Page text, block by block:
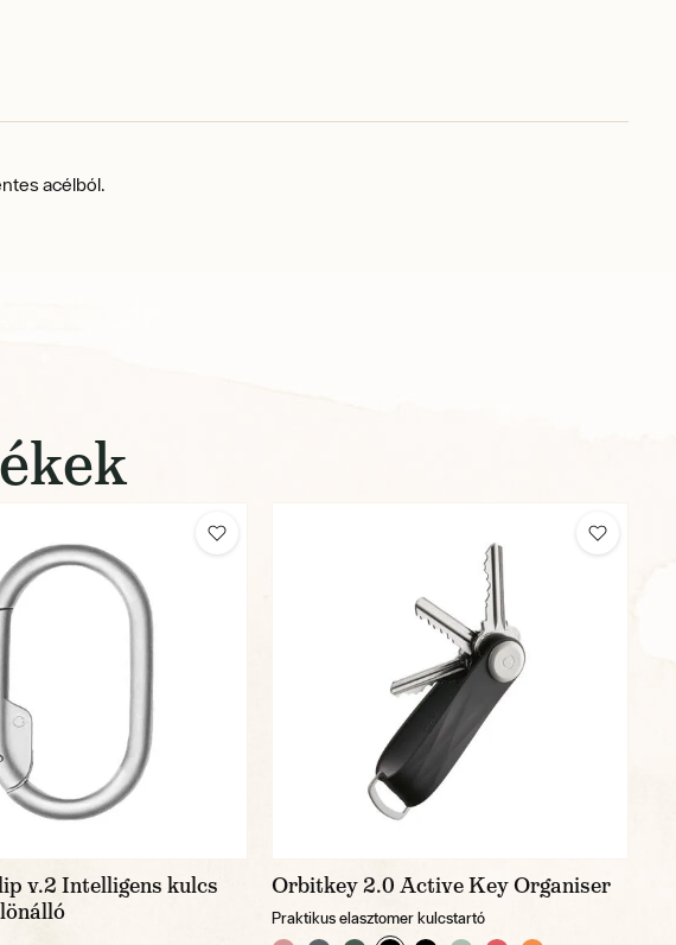
acélból.
v.2 Intelligens kulcs
Orbitkey 2.0 Active Key Organiser
Praktikus elasztomer kulcstartó